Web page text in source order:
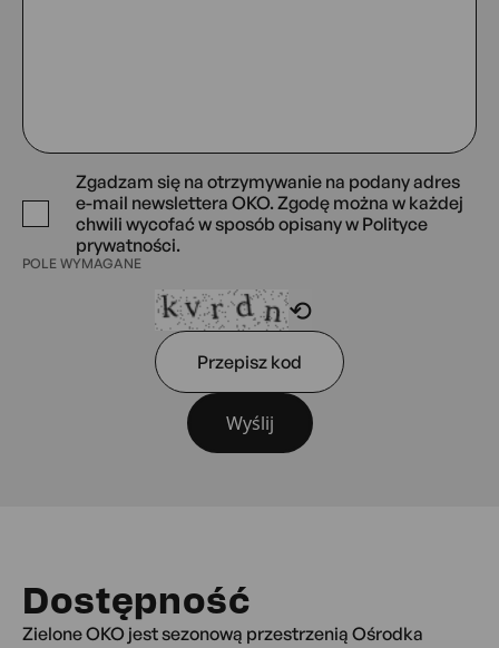
WYMAGANE
Zgadzam się na otrzymywanie na podany adres
e-mail newslettera OKO. Zgodę można w każdej
chwili wycofać w sposób opisany w Polityce
prywatności.
POLE WYMAGANE
⟲
Przepisz
kod
Wyślij
Dostępność
Zielone OKO jest sezonową przestrzenią Ośrodka